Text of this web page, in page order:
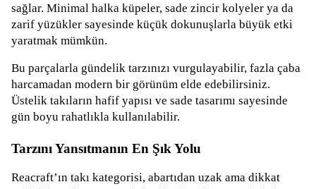
sağlar. Minimal halka küpeler, sade zincir kolyeler ya da
zarif yüzükler sayesinde küçük dokunuşlarla büyük etki
yaratmak mümkün.
Bu parçalarla gündelik tarzınızı vurgulayabilir, fazla çaba
harcamadan modern bir görünüm elde edebilirsiniz.
Üstelik takıların hafif yapısı ve sade tasarımı sayesinde
gün boyu rahatlıkla kullanılabilir.
Tarzını Yansıtmanın En Şık Yolu
Reacraft’ın takı kategorisi, abartıdan uzak ama dikkat